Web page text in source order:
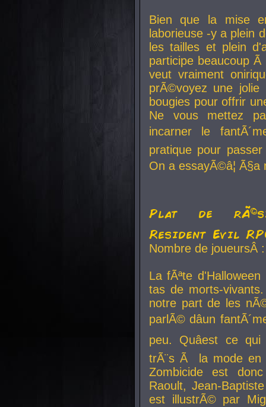
Bien que la mise
laborieuse -y a plein
les tailles et plein
participe beaucoup
veut vraiment
prÃ©voyez une
bougies pour offrir
Ne vous mettez
incarner le
pratique pour
On a essayÃ©â¦
Plat de
Resident Evil
Nombre de
La fÃªte
tas de morts-
notre part de les
parlÃ© dâun
peu. Quâest ce
trÃ¨s Ã la mode en
Zombicide est
Raoult, Jean-
est illustrÃ© par